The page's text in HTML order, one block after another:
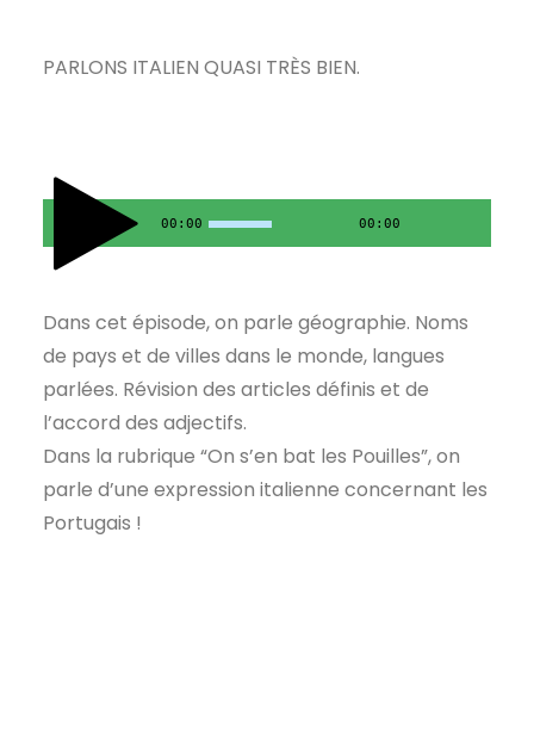
PARLONS ITALIEN QUASI TRÈS BIEN.
00:00 00:00
Dans cet épisode, on parle géographie. Noms
de pays et de villes dans le monde, langues
parlées. Révision des articles définis et de
l’accord des adjectifs.
Dans la rubrique “On s’en bat les Pouilles”, on
parle d’une expression italienne concernant les
Portugais !